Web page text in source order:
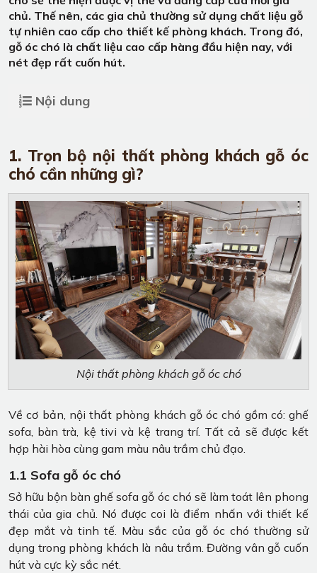
chủ. Thế nên, các gia chủ thường sử dụng chất liệu gỗ
tự nhiên cao cấp cho thiết kế phòng khách. Trong đó,
gỗ óc chó là chất liệu cao cấp hàng đầu hiện nay, với
nét đẹp rất cuốn hút.
Nội dung
1. Trọn bộ nội thất phòng khách gỗ óc
chó cần những gì?
Nội thất phòng khách gỗ óc chó
Về cơ bản, nội thất phòng khách gỗ óc chó gồm có: ghế
sofa, bàn trà, kệ tivi và kệ trang trí. Tất cả sẽ được kết
hợp hài hòa cùng gam màu nâu trầm chủ đạo.
1.1 Sofa gỗ óc chó
Sở hữu bộn bàn ghế sofa gỗ óc chó sẽ làm toát lên phong
thái của gia chủ. Nó được coi là điểm nhấn với thiết kế
đẹp mắt và tinh tế. Màu sắc của gỗ óc chó thường sử
dụng trong phòng khách là nâu trầm. Đường vân gỗ cuốn
hút và cực kỳ sắc nét.